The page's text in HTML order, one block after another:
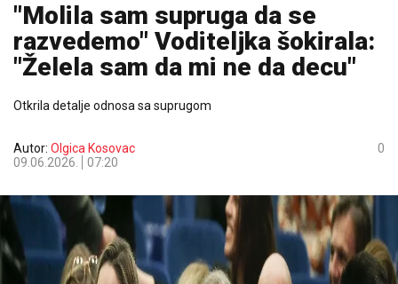
"Molila sam supruga da se
razvedemo" Voditeljka šokirala:
"Želela sam da mi ne da decu"
Otkrila detalje odnosa sa suprugom
Autor: Olgica Kosovac
09.06.2026.
07:20
0